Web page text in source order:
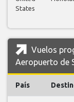
States
Vuelos
Aeropuerto de
País